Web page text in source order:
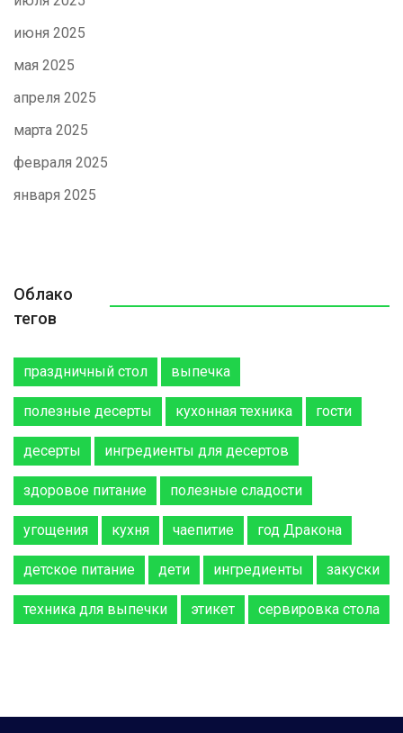
июня 2025
мая 2025
апреля 2025
марта 2025
февраля 2025
января 2025
Облако
тегов
праздничный стол выпечка
полезные десерты кухонная техника гости
десерты ингредиенты для десертов
здоровое питание полезные сладости
угощения кухня чаепитие год Дракона
детское питание дети ингредиенты закуски
техника для выпечки этикет сервировка стола